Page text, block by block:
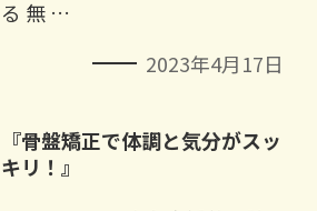
る 無 …
2023年4月17日
『骨盤矯正で体調と気分がスッ
キリ！』